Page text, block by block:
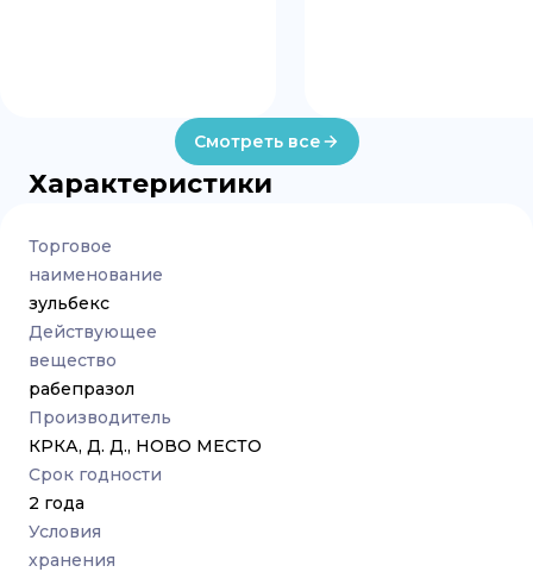
Смотреть все
Характеристики
Торговое
наименование
зульбекс
Действующее
вещество
рабепразол
Производитель
КРКА, Д. Д., НОВО МЕСТО
Срок годности
2 года
Условия
хранения